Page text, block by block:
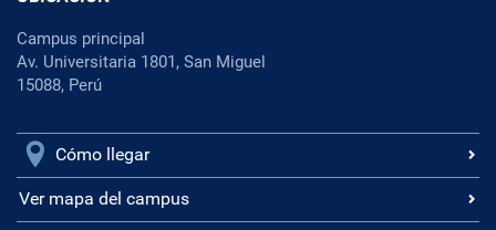
Campus principal
Av. Universitaria 1801, San Miguel
15088, Perú
Cómo llegar
Ver mapa del campus